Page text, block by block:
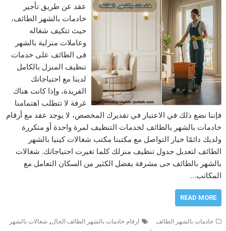
عقد عن طريق تأجير
خادمات بالشهر الطائف،
حيث تتكيف شغاله
وعاملات منزلية بالشهر
فى الطائف على خدمات
تنظيف المنزل بالكامل
لدينا مع احتياجاتك
الفريدة، وإذا كانت هناك
غرفة لا تتطلب اهتمامنا
فإننا نضع ذلك في الاعتبار في تقديرك المخصص، لا يوجد عقد مع أرقام
خادمات بالشهر بالطائف لخدمات التنظيف لمرة واحدة أو متكررة
ولديك دائمًا خيار التواصل مع مكتبنا مكتب شغالات كينيا بالشهر
الطائف لتعديل جدول تنظيف منزلك كلما تغيرت احتياجاتك. شغالات
بالشهر بالطائف حى مشرفة يفضل الكثير من السكان التعامل مع
المكاتب…
READ MORE
خادمات بالشهر الطائف ارقام خادمات بالشهر الطائف الجال, شغالات بالشهر